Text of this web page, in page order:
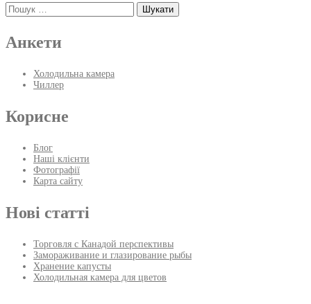
Пошук:
Анкети
Холодильна камера
Чиллер
Корисне
Блог
Наші клієнти
Фотографії
Карта сайту
Нові статті
Торговля с Канадой перспективы
Замораживание и глазирование рыбы
Хранение капусты
Холодильная камера для цветов